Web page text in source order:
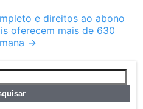
e direitos ao abono
oferecem mais de 630
→